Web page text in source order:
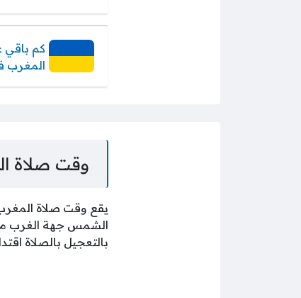
كم باقي
المغرب
وقت صلاة
يقع وقت صلاة
الشمس جهة الغرب من
بالتعجيل بالصلاة